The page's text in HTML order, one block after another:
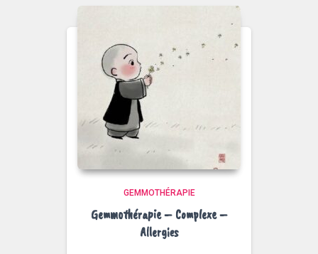
GEMMOTHÉRAPIE
Gemmothérapie – Complexe –
Allergies